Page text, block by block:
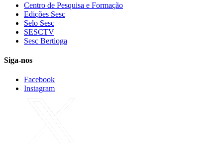
Centro de Pesquisa e Formação
Edições Sesc
Selo Sesc
SESCTV
Sesc Bertioga
Siga-nos
Facebook
Instagram